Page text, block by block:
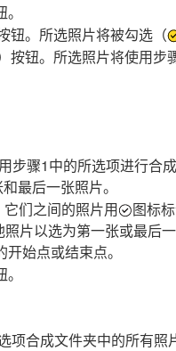
钮。所选照片将被勾选（
按钮。所选照片将使用步
骤1中的所选项进行合成
最后一张照片。
们之间的照片用
图标标
片以选为第一张或最后
始点或结束点。
项合成文件夹中的所有照